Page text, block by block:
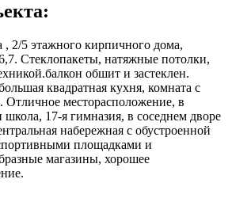
, 2/5 этажного кирпичного дома,
Стеклопакеты, натяжные потолки,
обшит и застеклен.
квадратная кухня, комната с
Отличное месторасположение, в
17-я гимназия, в соседнем дворе
набережная с обустроенной
площадками и
магазины, хорошее